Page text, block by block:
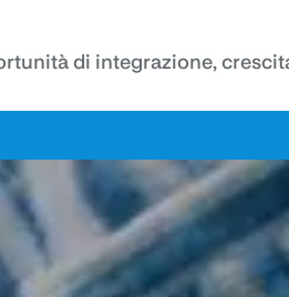
di integrazione,